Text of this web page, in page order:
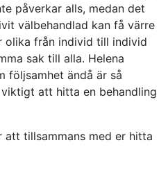
påverkar alls, medan det
välbehandlad kan få värre
olika från individ till individ
sak till alla. Helena
följsamhet ändå är så
att hitta en behandling
att tillsammans med er hitta